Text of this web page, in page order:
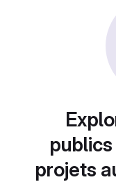
projets